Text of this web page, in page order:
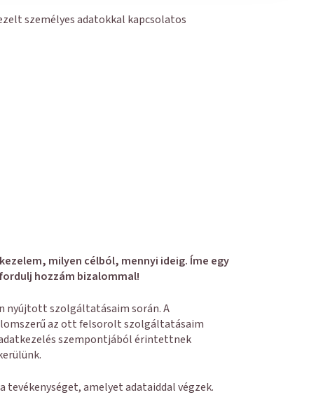
személyes adatokkal kapcsolatos
milyen célból, mennyi ideig. Íme egy
hozzám bizalommal!
nyújtott szolgáltatásaim során. A
az ott felsorolt szolgáltatásaim
szempontjából érintettnek
amelyet adataiddal végzek.